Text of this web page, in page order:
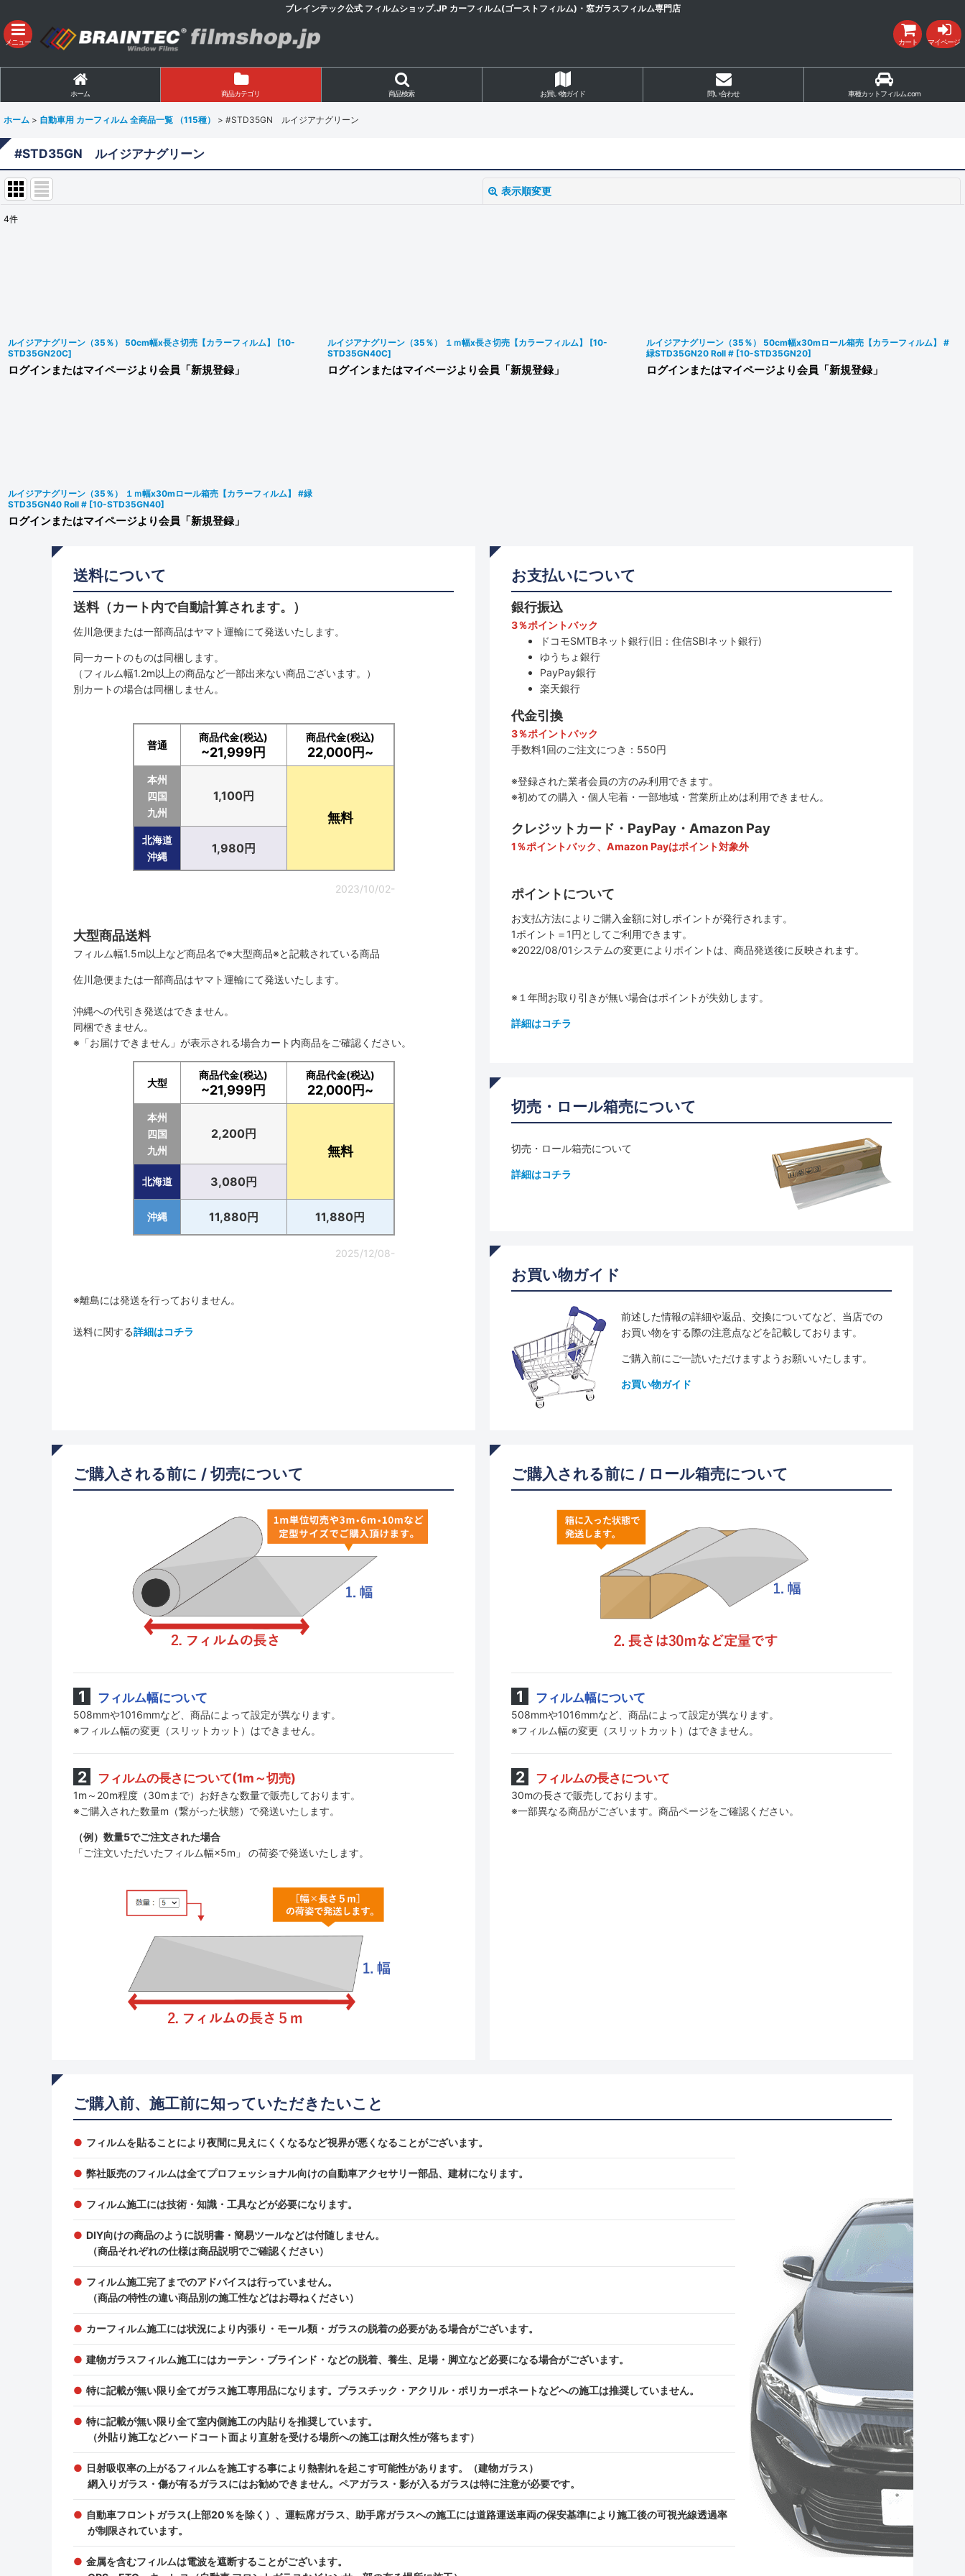
ブレインテック公式 フィルムショップ.JP カーフィルム(ゴーストフィルム)・窓ガラスフィルム専門店
メニュー カート マイページ
ホーム 商品カテゴリ 商品検索 お買い物ガイド 問い合わせ 車種カットフィルム.com
ホーム > 自動車用 カーフィルム 全商品一覧 （115種） > #STD35GN ルイジアナグリーン
#STD35GN ルイジアナグリーン
表示順変更
4件
ルイジアナグリーン（35％） 50cm幅x長さ切売【カラーフィルム】 [10-
STD35GN20C]
ログインまたはマイページより会員「新規登録」
ルイジアナグリーン（35％） １ｍ幅x長さ切売【カラーフィルム】 [10-
STD35GN40C]
ログインまたはマイページより会員「新規登録」
ルイジアナグリーン（35％） 50cm幅x30mロール箱売【カラーフィルム】 #
緑STD35GN20 Roll # [10-STD35GN20]
ログインまたはマイページより会員「新規登録」
ルイジアナグリーン（35％） １ｍ幅x30mロール箱売【カラーフィルム】 #緑
STD35GN40 Roll # [10-STD35GN40]
ログインまたはマイページより会員「新規登録」
送料について
送料（カート内で自動計算されます。）
佐川急便または一部商品はヤマト運輸にて発送いたします。
同一カートのものは同梱します。
（フィルム幅1.2m以上の商品など一部出来ない商品ございます。）
別カートの場合は同梱しません。
普通
商品代金(税込)
~21,999円
商品代金(税込)
22,000円~
本州
四国
九州
1,100円
無料
北海道
沖縄
1,980円
2023/10/02-
大型商品送料
フィルム幅1.5m以上など商品名で※大型商品※と記載されている商品
佐川急便または一部商品はヤマト運輸にて発送いたします。
沖縄への代引き発送はできません。
同梱できません。
※「お届けできません」が表示される場合カート内商品をご確認ください。
大型
商品代金(税込)
~21,999円
商品代金(税込)
22,000円~
本州
四国
九州
2,200円
無料
北海道 3,080円
沖縄 11,880円 11,880円
2025/12/08-
※離島には発送を行っておりません。
送料に関する詳細はコチラ
お支払いについて
銀行振込
3％ポイントバック
ドコモSMTBネット銀行(旧：住信SBIネット銀行)
ゆうちょ銀行
PayPay銀行
楽天銀行
代金引換
3％ポイントバック
手数料1回のご注文につき：550円
※登録された業者会員の方のみ利用できます。
※初めての購入・個人宅着・一部地域・営業所止めは利用できません。
クレジットカード・PayPay・Amazon Pay
1％ポイントバック、Amazon Payはポイント対象外
ポイントについて
お支払方法によりご購入金額に対しポイントが発行されます。
1ポイント＝1円としてご利用できます。
※2022/08/01システムの変更によりポイントは、商品発送後に反映されます。
※１年間お取り引きが無い場合はポイントが失効します。
詳細はコチラ
切売・ロール箱売について
切売・ロール箱売について
詳細はコチラ
お買い物ガイド
前述した情報の詳細や返品、交換についてなど、当店での
お買い物をする際の注意点などを記載しております。
ご購入前にご一読いただけますようお願いいたします。
お買い物ガイド
ご購入される前に / 切売について
フィルム幅について
508mmや1016mmなど、商品によって設定が異なります。
※フィルム幅の変更（スリットカット）はできません。
フィルムの長さについて(1m～切売)
1m～20m程度（30mまで）お好きな数量で販売しております。
※ご購入された数量m（繋がった状態）で発送いたします。
（例）数量5でご注文された場合
「ご注文いただいたフィルム幅×5m」 の荷姿で発送いたします。
ご購入される前に / ロール箱売について
フィルム幅について
508mmや1016mmなど、商品によって設定が異なります。
※フィルム幅の変更（スリットカット）はできません。
フィルムの長さについて
30mの長さで販売しております。
※一部異なる商品がございます。商品ページをご確認ください。
ご購入前、施工前に知っていただきたいこと
フィルムを貼ることにより夜間に見えにくくなるなど視界が悪くなることがございます。
弊社販売のフィルムは全てプロフェッショナル向けの自動車アクセサリー部品、建材になります。
フィルム施工には技術・知識・工具などが必要になります。
DIY向けの商品のように説明書・簡易ツールなどは付随しません。
（商品それぞれの仕様は商品説明でご確認ください）
フィルム施工完了までのアドバイスは行っていません。
（商品の特性の違い商品別の施工性などはお尋ねください）
カーフィルム施工には状況により内張り・モール類・ガラスの脱着の必要がある場合がございます。
建物ガラスフィルム施工にはカーテン・ブラインド・などの脱着、養生、足場・脚立など必要になる場合がございます。
特に記載が無い限り全てガラス施工専用品になります。プラスチック・アクリル・ポリカーポネートなどへの施工は推奨していません。
特に記載が無い限り全て室内側施工の内貼りを推奨しています。
（外貼り施工などハードコート面より直射を受ける場所への施工は耐久性が落ちます）
日射吸収率の上がるフィルムを施工する事により熱割れを起こす可能性があります。（建物ガラス）
網入りガラス・傷が有るガラスにはお勧めできません。ペアガラス・影が入るガラスは特に注意が必要です。
自動車フロントガラス(上部20％を除く）、運転席ガラス、助手席ガラスへの施工には道路運送車両の保安基準により施工後の可視光線透過率
が制限されています。
金属を含むフィルムは電波を遮断することがございます。